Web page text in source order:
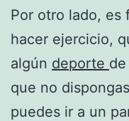
Por otro lado, es
hacer ejercicio,
algún deporte
que no
puedes ir a un